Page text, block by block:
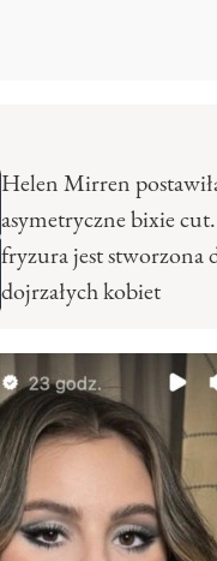
Helen Mirren
asymetryczne bixie
fryzura jest stworzona
dojrzałych kobiet